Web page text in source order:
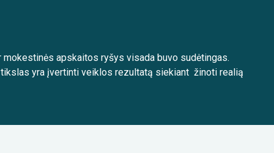
apskaitos ryšys visada buvo sudėtingas.
yra įvertinti veiklos rezultatą siekiant žinoti realią